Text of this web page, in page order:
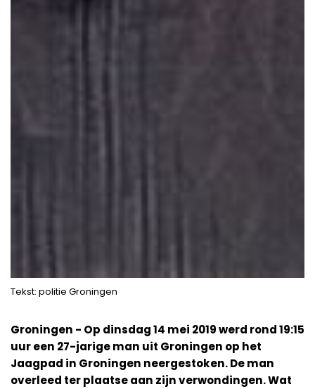
Tekst: politie Groningen
Groningen - Op dinsdag 14 mei 2019 werd rond 19:15
uur een 27-jarige man uit Groningen op het
Jaagpad in Groningen neergestoken. De man
overleed ter plaatse aan zijn verwondingen. Wat